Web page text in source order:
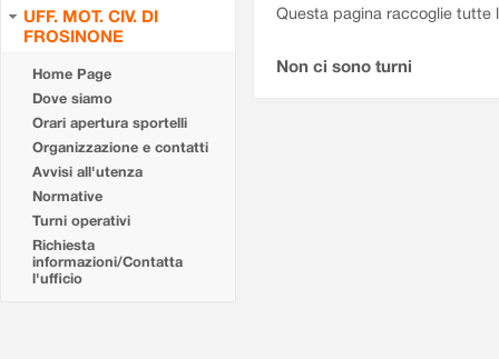
UFF. MOT. CIV. DI
FROSINONE
Home Page
Dove siamo
Orari apertura sportelli
Organizzazione e contatti
Avvisi all'utenza
Normative
Turni operativi
Richiesta
informazioni/Contatta
l'ufficio
Questa pagina raccoglie tutte
Non ci sono turni